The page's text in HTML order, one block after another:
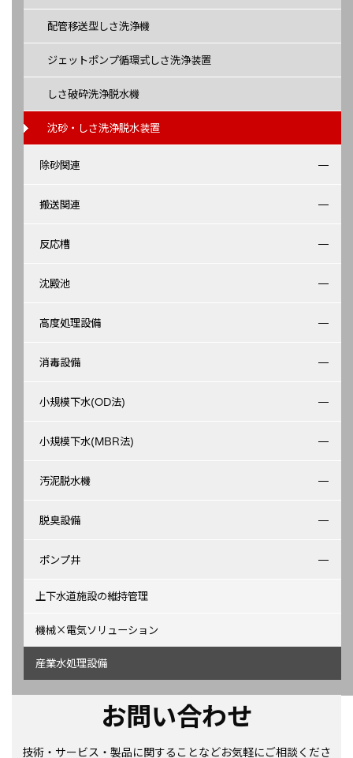
配管移送型しさ洗浄機
ジェットポンプ循環式しさ洗浄装置
しさ破砕洗浄脱水機
沈砂・しさ洗浄脱水装置
除砂関連
搬送関連
反応槽
沈殿池
高度処理設備
消毒設備
小規模下水(OD法)
小規模下水(MBR法)
汚泥脱水機
脱臭設備
ポンプ井
上下水道施設の維持管理
機械×電気ソリューション
産業水処理設備
お問い合わせ
技術・サービス・製品に関することなどお気軽にご相談くださ